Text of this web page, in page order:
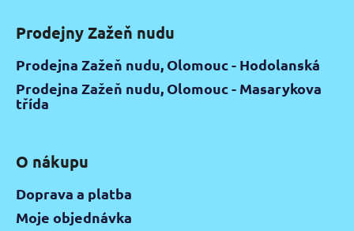
Prodejny Zažeň nudu
Prodejna Zažeň nudu, Olomouc - Hodolanská
Prodejna Zažeň nudu, Olomouc - Masarykova
třída
O nákupu
Doprava a platba
Moje objednávka